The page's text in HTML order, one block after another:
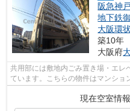
阪急神
地下鉄
大阪環
築10年
大阪府
共用部には敷地内ごみ置き場・エレ
ています。こちらの物件はマンショ
現在空室情